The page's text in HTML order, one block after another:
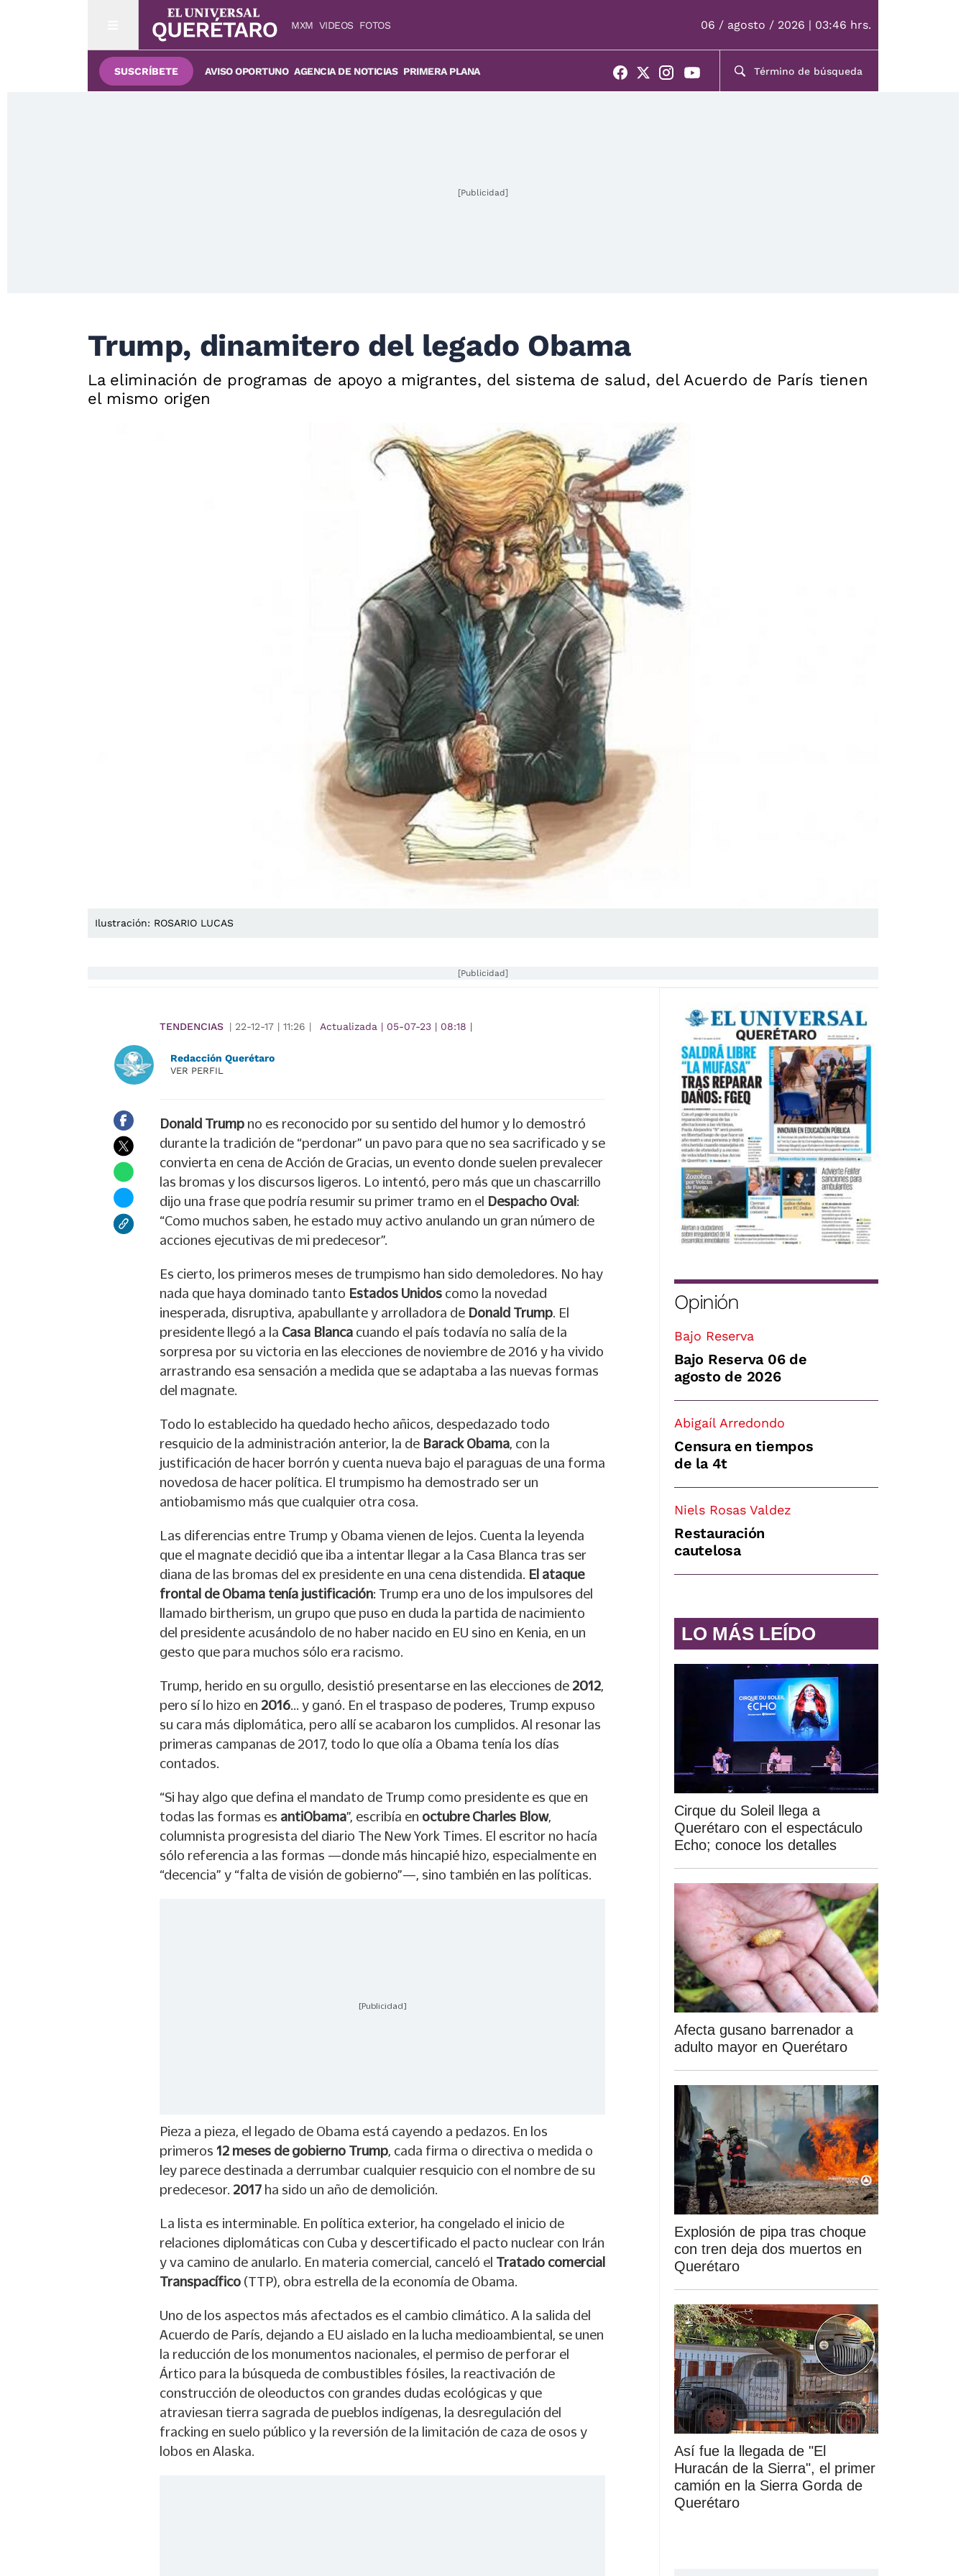
MXM VIDEOS FOTOS 06 / agosto / 2026 | 03:46 hrs.
SUSCRÍBETE AVISO OPORTUNO AGENCIA DE NOTICIAS PRIMERA PLANA
[Publicidad]
Trump, dinamitero del legado Obama
La eliminación de programas de apoyo a migrantes, del sistema de salud, del Acuerdo de París tienen
el mismo origen
Ilustración: ROSARIO LUCAS
[Publicidad]
TENDENCIAS | 22-12-17 | 11:26 | Actualizada | 05-07-23 | 08:18 |
Redacción Querétaro
VER PERFIL
Donald Trump no es reconocido por su sentido del humor y lo demostró
durante la tradición de “perdonar” un pavo para que no sea sacrificado y se
convierta en cena de Acción de Gracias, un evento donde suelen prevalecer
las bromas y los discursos ligeros. Lo intentó, pero más que un chascarrillo
dijo una frase que podría resumir su primer tramo en el Despacho Oval:
“Como muchos saben, he estado muy activo anulando un gran número de
acciones ejecutivas de mi predecesor”.
Es cierto, los primeros meses de trumpismo han sido demoledores. No hay
nada que haya dominado tanto Estados Unidos como la novedad
inesperada, disruptiva, apabullante y arrolladora de Donald Trump . El
presidente llegó a la Casa Blanca cuando el país todavía no salía de la
sorpresa por su victoria en las elecciones de noviembre de 2016 y ha vivido
arrastrando esa sensación a medida que se adaptaba a las nuevas formas
del magnate.
Todo lo establecido ha quedado hecho añicos, despedazado todo
resquicio de la administración anterior, la de Barack Obama , con la
justificación de hacer borrón y cuenta nueva bajo el paraguas de una forma
novedosa de hacer política. El trumpismo ha demostrado ser un
antiobamismo más que cualquier otra cosa.
Las diferencias entre Trump y Obama vienen de lejos. Cuenta la leyenda
que el magnate decidió que iba a intentar llegar a la Casa Blanca tras ser
diana de las bromas del ex presidente en una cena distendida. El ataque
frontal de Obama tenía justificación: Trump era uno de los impulsores del
llamado birtherism, un grupo que puso en duda la partida de nacimiento
del presidente acusándolo de no haber nacido en EU sino en Kenia, en un
gesto que para muchos sólo era racismo.
Trump, herido en su orgullo, desistió presentarse en las elecciones de 2012
pero sí lo hizo en 2016 ... y ganó. En el traspaso de poderes, Trump expuso
su cara más diplomática, pero allí se acabaron los cumplidos. Al resonar las
primeras campanas de 2017, todo lo que olía a Obama tenía los días
contados.
“Si hay algo que defina el mandato de Trump como presidente es que en
todas las formas es antiObama”, escribía en octubre Charles Blow,
columnista progresista del diario The New York Times. El escritor no hacía
sólo referencia a las formas —donde más hincapié hizo, especialmente en
“decencia” y “falta de visión de gobierno”—, sino también en las políticas.
[Publicidad]
Pieza a pieza, el legado de Obama está cayendo a pedazos. En los
primeros 12 meses de gobierno Trump , cada firma o directiva o medida o
ley parece destinada a derrumbar cualquier resquicio con el nombre de su
predecesor. 2017 ha sido un año de demolición.
La lista es interminable. En política exterior, ha congelado el inicio de
relaciones diplomáticas con Cuba y descertificado el pacto nuclear con Irán
y va camino de anularlo. En materia comercial, canceló el Tratado comercial
Transpacífico (TTP), obra estrella de la economía de Obama.
Uno de los aspectos más afectados es el cambio climático. A la salida del
Acuerdo de París, dejando a EU aislado en la lucha medioambiental, se unen
la reducción de los monumentos nacionales, el permiso de perforar el
Ártico para la búsqueda de combustibles fósiles, la reactivación de
construcción de oleoductos con grandes dudas ecológicas y que
atraviesan tierra sagrada de pueblos indígenas, la desregulación del
fracking en suelo público y la reversión de la limitación de caza de osos y
lobos en Alaska.
Opinión
Bajo Reserva
Bajo Reserva 06 de
agosto de 2026
Abigaíl Arredondo
Censura en tiempos
de la 4t
Niels Rosas Valdez
Restauración
cautelosa
LO MÁS LEÍDO
Cirque du Soleil llega a
Querétaro con el espectáculo
Echo; conoce los detalles
Afecta gusano barrenador a
adulto mayor en Querétaro
Explosión de pipa tras choque
con tren deja dos muertos en
Querétaro
Así fue la llegada de "El
Huracán de la Sierra", el primer
camión en la Sierra Gorda de
Querétaro